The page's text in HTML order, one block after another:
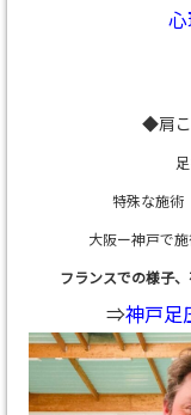
◆肩
特殊な施術
大阪ー神戸で施
フランスでの様子
⇒神戸足